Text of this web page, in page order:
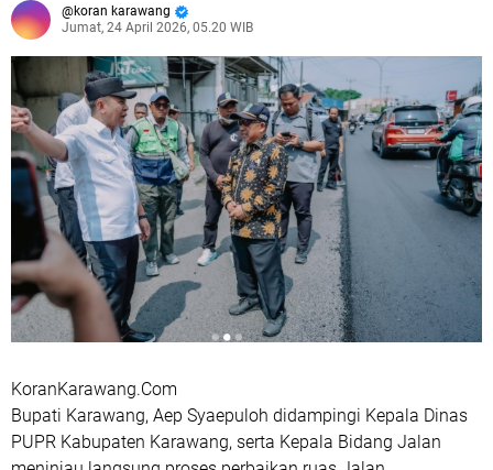
koran karawang
Jumat, 24 April 2026, 05.20 WIB
KoranKarawang.Com
Bupati Karawang, Aep Syaepuloh didampingi Kepala Dinas
PUPR Kabupaten Karawang, serta Kepala Bidang Jalan